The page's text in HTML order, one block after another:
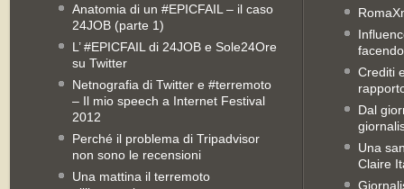
Anatomia di un #EPICFAIL – il caso
24JOB (parte 1)
L’ #EPICFAIL di 24JOB e Sole24Ore
su Twitter
Netnografia di Twitter e #terremoto
– Il mio speech a Internet Festival
2012
Perché il problema di Tripadvisor
non sono le recensioni
Una mattina il terremoto
Crediti
Dal
Una
Claire